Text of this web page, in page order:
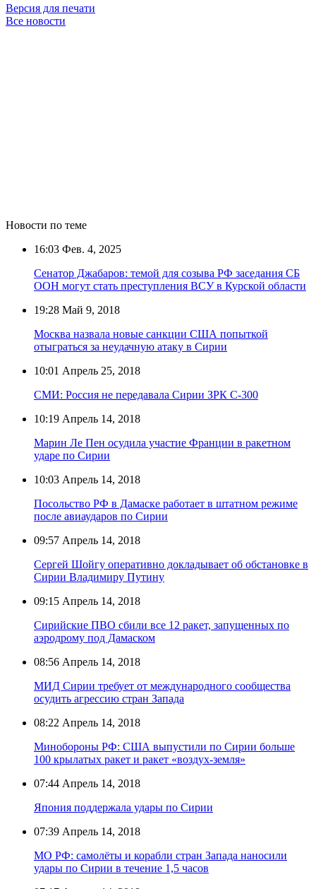
Версия для печати
Все новости
Новости по теме
16:03 Фев. 4, 2025
Сенатор Джабаров: темой для созыва РФ заседания СБ
ООН могут стать преступления ВСУ в Курской области
19:28 Май 9, 2018
Москва назвала новые санкции США попыткой
отыграться за неудачную атаку в Сирии
10:01 Апрель 25, 2018
СМИ: Россия не передавала Сирии ЗРК С-300
10:19 Апрель 14, 2018
Марин Ле Пен осудила участие Франции в ракетном
ударе по Сирии
10:03 Апрель 14, 2018
Посольство РФ в Дамаске работает в штатном режиме
после авиаударов по Сирии
09:57 Апрель 14, 2018
Сергей Шойгу оперативно докладывает об обстановке в
Сирии Владимиру Путину
09:15 Апрель 14, 2018
Сирийские ПВО сбили все 12 ракет, запущенных по
аэродрому под Дамаском
08:56 Апрель 14, 2018
МИД Сирии требует от международного сообщества
осудить агрессию стран Запада
08:22 Апрель 14, 2018
Минобороны РФ: США выпустили по Сирии больше
100 крылатых ракет и ракет «воздух-земля»
07:44 Апрель 14, 2018
Япония поддержала удары по Сирии
07:39 Апрель 14, 2018
МО РФ: самолёты и корабли стран Запада наносили
удары по Сирии в течение 1,5 часов